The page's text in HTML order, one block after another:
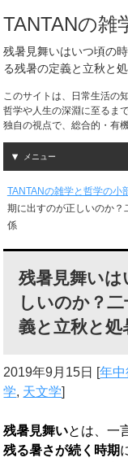
TANTANの雑
残暑見舞いはいつ頃の
る残暑の定義と立秋と
このサイトは、日常生活の
哲学や人生の深淵に至るま
独自の視点で、総合的・有
メニュー
TANTANの雑学と哲学の小
期に出すのが正しいのか
係
残暑見舞い
しいのか？
義と立秋と処
2019年9月15日 [年
学, 天文学]
残暑見舞いとは、一
残る暑さが続く時期